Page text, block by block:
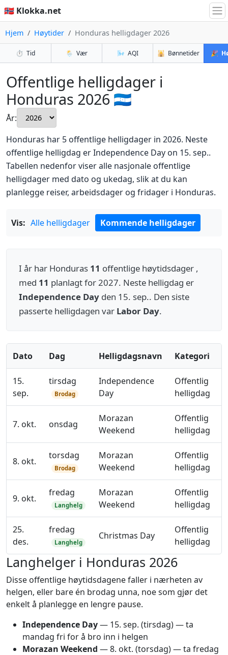
🇳🇴 Klokka.net
Hjem Høytider Honduras helligdager 2026
⏱️ Tid 🌦️ Vær 🌬️ AQI 🕌 Bønnetider 🎉
Offentlige helligdager i
Honduras 2026 🇭🇳
År:
Honduras har 5 offentlige helligdager in 2026. Neste
offentlige helligdag er Independence Day on 15. sep..
Tabellen nedenfor viser alle nasjonale offentlige
helligdager med dato og ukedag, slik at du kan
planlegge reiser, arbeidsdager og fridager i Honduras.
Vis: Alle helligdager Kommende helligdager
I år har Honduras 11 offentlige høytidsdager ,
med 11 planlagt for 2027. Neste helligdag er
Independence Day den 15. sep.. Den siste
passerte helligdagen var Labor Day.
Dato Dag Helligdagsnavn Kategori
15.
sep.
tirsdag
Brodag
Independence
Day
Offentlig
helligdag
7. okt. onsdag
Morazan
Weekend
Offentlig
helligdag
8. okt.
torsdag
Brodag
Morazan
Weekend
Offentlig
helligdag
9. okt.
fredag
Langhelg
Morazan
Weekend
Offentlig
helligdag
25.
des.
fredag
Langhelg
Christmas Day
Offentlig
helligdag
Langhelger i Honduras 2026
Disse offentlige høytidsdagene faller i nærheten av
helgen, eller bare én brodag unna, noe som gjør det
enkelt å planlegge en lengre pause.
Independence Day— 15. sep. (tirsdag) — ta
mandag fri for å bro inn i helgen
Morazan Weekend —8. okt. (torsdag) — ta fredag